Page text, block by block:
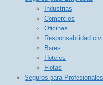
Industrias
Comercios
Oficinas
Responsabilidad civil
Bares
Hoteles
Flotas
Seguros para Profesionales